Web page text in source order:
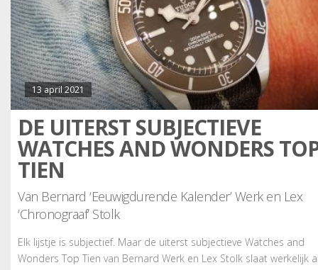
13 april 2021
DE UITERST SUBJECTIEVE
WATCHES AND WONDERS
TIEN
Van Bernard ‘Eeuwigdurende Kalender’ Werk en Lex
‘Chronograaf’ Stolk
Elk lijstje is subjectief. Maar de uiterst subjectieve Watches and
Wonders Top Tien van Bernard Werk en Lex Stolk slaat werkelijk